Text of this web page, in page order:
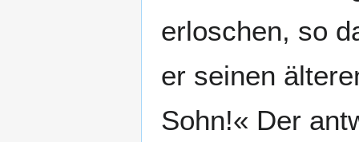
erloschen, so
er seinen
Sohn!« Der